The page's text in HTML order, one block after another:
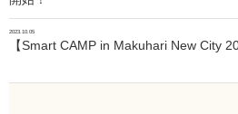
2023.10.05
【Smart CAMP in Makuhari New City